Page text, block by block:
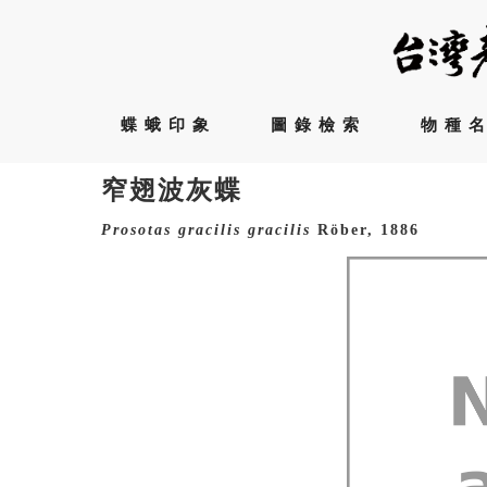
蝶蛾印象 圖錄檢索 物種
窄翅波灰蝶
Prosotas gracilis gracilis Röber, 1886